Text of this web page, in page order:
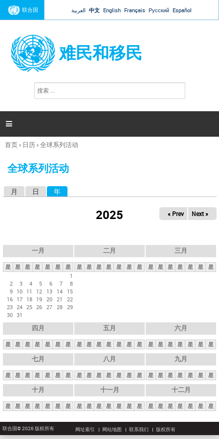
Jump to navigation
联合国 العربية 中文 English Français Русский Español
难民和移民
搜
索

你
这
首页› 日历›全球系列活动
全球系列活动
月 日 年
2025 « Prev Next »
一月
星 星 星 星 星 星
星
1
2
3 4 5 6 7
8
9 10 11 12 13 14
15
16 17 18 19 20 21
22
23 24 25 26 27 28 29
30 31
二月
星 星 星 星 星 星 星
三月
星 星 星 星 星 星 星
四月
星 星 星 星 星 星 星
五月
星 星 星 星 星 星 星
六月
星 星 星 星 星 星 星
七月
星 星 星 星 星 星 星
八月
星 星 星 星 星 星 星
九月
星 星 星 星 星 星 星
十月
星 星 星 星 星 星 星
十一月
星 星 星 星 星 星 星
十二月
星 星 星 星 星 星 星
联合国© 2026 版权所有 网址索引 网站地图 联系我们 版权所有